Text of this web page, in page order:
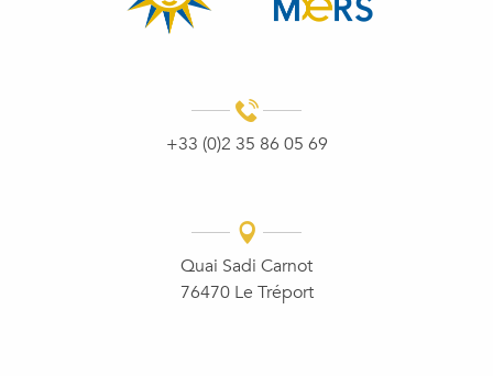
+33 (0)2 35 86 05 69
Quai Sadi Carnot
76470 Le Tréport